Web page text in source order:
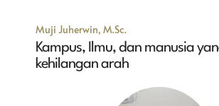
Muji Juherwin, M.Sc.
Kampus, Ilmu, dan manusia
kehilangan arah